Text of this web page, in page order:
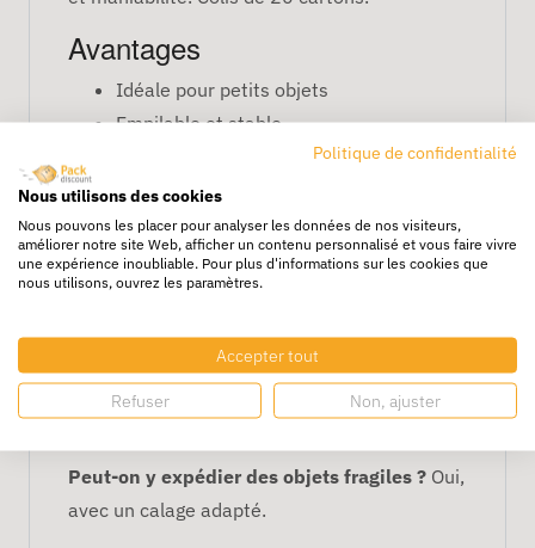
Avantages
Idéale pour petits objets
Empilable et stable
Recyclable et économique
Caractéristiques
Dimensions : 26 x 25 x 19 cm
Boîte pratique pour transport ou
stockage léger
Peut-on y expédier des objets fragiles ? Oui,
avec un calage adapté.
Politique de confidentialité
Nous utilisons des cookies
Nous pouvons les placer pour analyser les données de nos visiteurs,
améliorer notre site Web, afficher un contenu personnalisé et vous faire vivre
une expérience inoubliable. Pour plus d'informations sur les cookies que
nous utilisons, ouvrez les paramètres.
Accepter tout
Refuser Non, ajuster